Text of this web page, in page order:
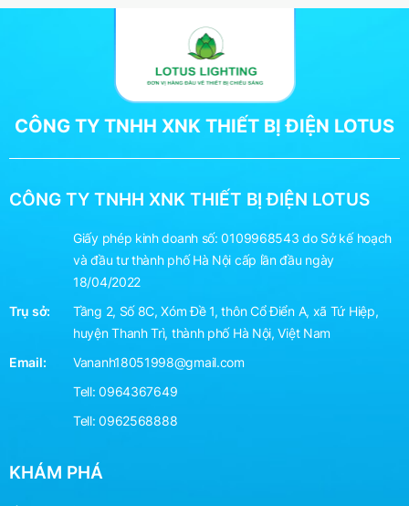
CÔNG TY TNHH XNK THIẾT BỊ ĐIỆN LOTUS
CÔNG TY TNHH XNK THIẾT BỊ ĐIỆN LOTUS
Giấy phép kinh doanh số: 0109968543 do Sở kế hoạch
và đầu tư thành phố Hà Nội cấp lần đầu ngày
18/04/2022
Trụ sở:
Tầng 2, Số 8C, Xóm Đề 1, thôn Cổ Điển A, xã Tứ Hiệp,
huyện Thanh Trì, thành phố Hà Nội, Việt Nam
Email:
Vananh18051998@gmail.com
Tell:0964367649
Tell:0962568888
KHÁM PHÁ